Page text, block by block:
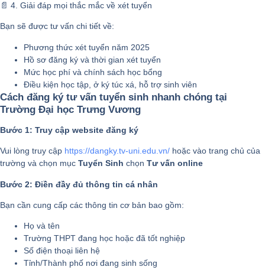
📄 4. Giải đáp mọi thắc mắc về xét tuyển
Bạn sẽ được tư vấn chi tiết về:
Phương thức xét tuyển năm 2025
Hồ sơ đăng ký và thời gian xét tuyển
Mức học phí và chính sách học bổng
Điều kiện học tập, ở ký túc xá, hỗ trợ sinh viên
Cách đăng ký tư vấn tuyển sinh nhanh chóng tại
Trường Đại học Trưng Vương
Bước 1: Truy cập website đăng ký
Vui lòng truy cập https://dangky.tv-uni.edu.vn/ hoặc vào trang chủ của
trường và chọn mục Tuyển Sinh chọn Tư vấn online
Bước 2: Điền đầy đủ thông tin cá nhân
Bạn cần cung cấp các thông tin cơ bản bao gồm:
Họ và tên
Trường THPT đang học hoặc đã tốt nghiệp
Số điện thoại liên hệ
Tỉnh/Thành phố nơi đang sinh sống